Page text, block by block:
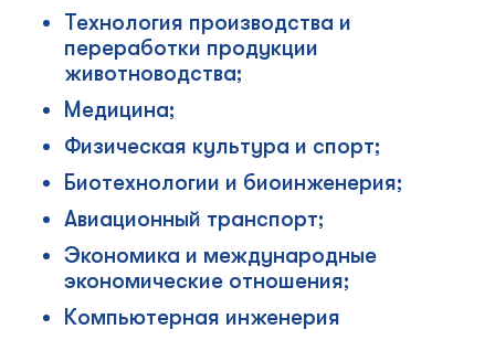
Технология производства и
переработки продукции
животноводства;
Медицина;
Физическая культура и спорт;
Биотехнологии и биоинженерия;
Авиационный транспорт;
Экономика и международные
экономические отношения;
Компьютерная инженерия